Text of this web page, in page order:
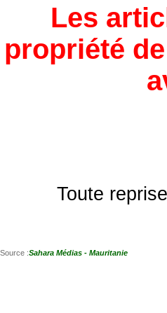
Les
propriété
Toute
Source :Sahara Médias - Mauritanie